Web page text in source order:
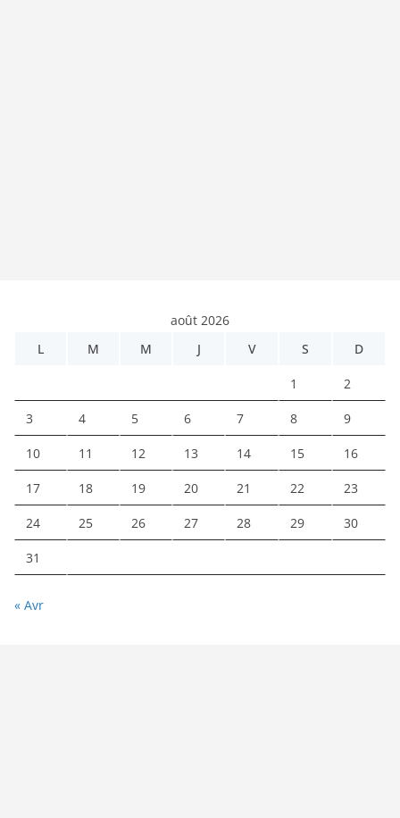
août 2026
L
M M J V S D
1 2
3 4 5 6 7 8 9
10 11 12 13 14 15 16
17 18 19 20 21 22 23
24 25 26 27 28 29 30
31
« Avr